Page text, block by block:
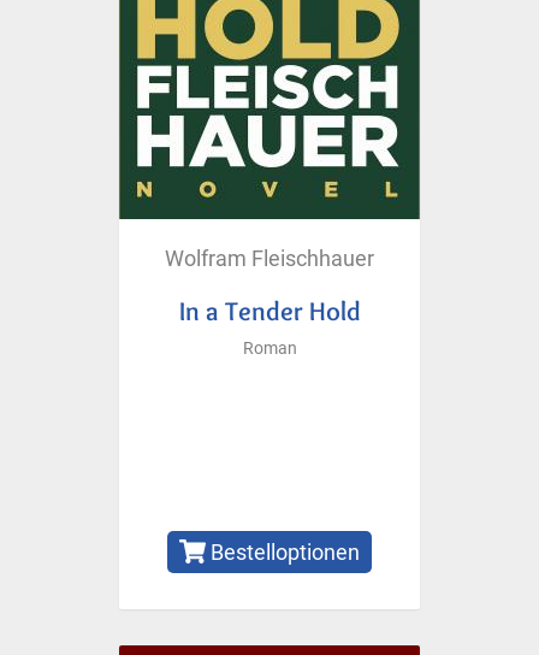
Wolfram Fleischhauer
In a Tender Hold
Roman
Bestelloptionen